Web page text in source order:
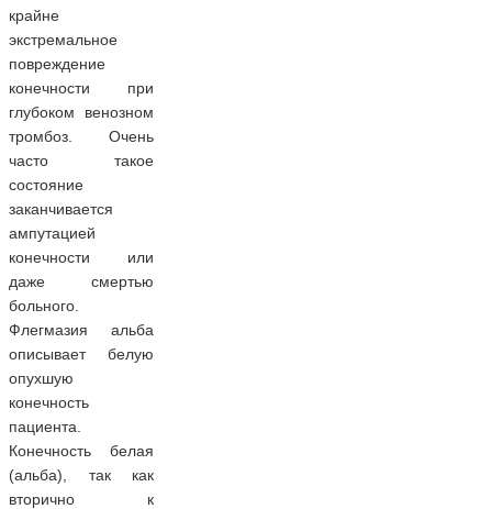
крайне
экстремальное
повреждение
конечности при
глубоком венозном
тромбоз. Очень
часто такое
состояние
заканчивается
ампутацией
конечности или
даже смертью
больного.
Флегмазия альба
описывает белую
опухшую
конечность
пациента.
Конечность белая
(альба), так как
вторично к